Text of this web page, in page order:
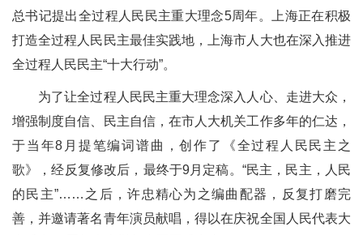
总书记提出全过程人民民主重大理念5周年。上海正在积极
打造全过程人民民主最佳实践地，上海市人大也在深入推进
全过程人民民主“十大行动”。
为了让全过程人民民主重大理念深入人心、走进大众，
增强制度自信、民主自信，在市人大机关工作多年的仁达，
于当年8月提笔编词谱曲，创作了《全过程人民民主之
歌》，经反复修改后，最终于9月定稿。“民主，民主，人民
的民主”……之后，许忠精心为之编曲配器，反复打磨完
善，并邀请著名青年演员献唱，得以在庆祝全国人民代表大